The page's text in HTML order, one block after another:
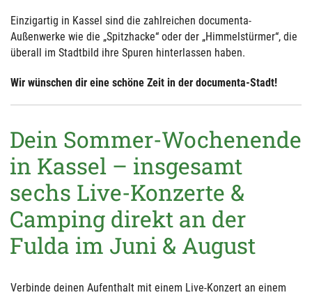
Einzigartig in Kassel sind die zahlreichen documenta-
Außenwerke wie die „Spitzhacke“ oder der „Himmelstürmer“, die
überall im Stadtbild ihre Spuren hinterlassen haben.
Wir wünschen dir eine schöne Zeit in der documenta-Stadt!
Dein Sommer-Wochenende
in Kassel – insgesamt
sechs Live-Konzerte &
Camping direkt an der
Fulda im Juni & August
Verbinde deinen Aufenthalt mit einem Live-Konzert an einem